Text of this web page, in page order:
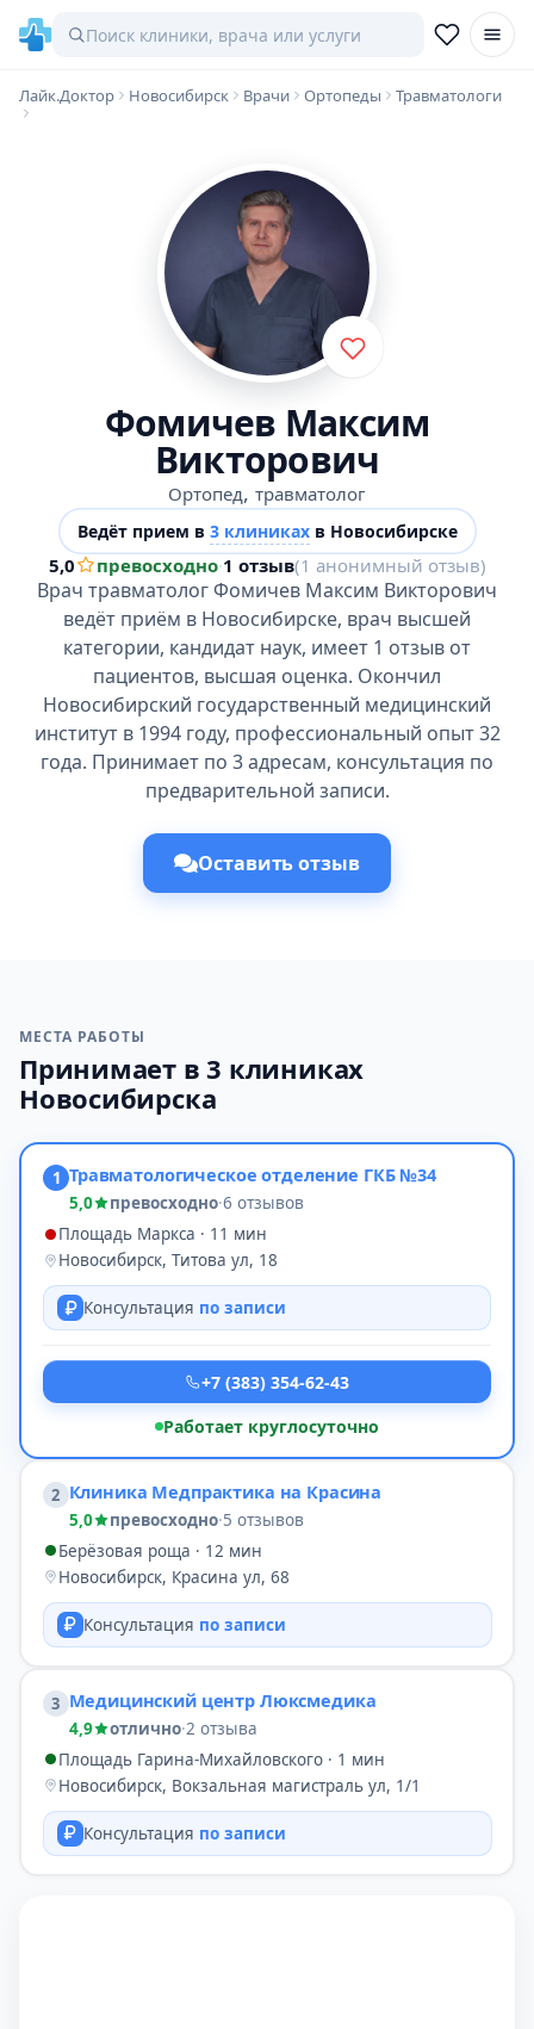
Лайк.Доктор Новосибирск Врачи Ортопеды Травматологи
Фомичев Максим
Викторович
Ортопед, травматолог
Ведёт прием в 3 клиникахв Новосибирске
5,0 превосходно·1 отзыв(1 анонимный отзыв)
Врач травматолог Фомичев Максим Викторович
ведёт приём в Новосибирске, врач высшей
категории, кандидат наук, имеет 1 отзыв от
пациентов, высшая оценка. Окончил
Новосибирский государственный медицинский
институт в 1994 году, профессиональный опыт 32
года. Принимает по 3 адресам, консультация по
предварительной записи.
Оставить отзыв
МЕСТА РАБОТЫ
Принимает в 3 клиниках
Новосибирска
1 Травматологическое отделение ГКБ №34
5,0 превосходно·6 отзывов
Площадь Маркса · 11 мин
Новосибирск, Титова ул, 18
Консультация по записи
+7 (383) 354-62-43
Работает круглосуточно
2 Клиника Медпрактика на Красина
5,0 превосходно·5 отзывов
Берёзовая роща · 12 мин
Новосибирск, Красина ул, 68
Консультация по записи
3 Медицинский центр Люксмедика
4,9 отлично·2 отзыва
Площадь Гарина-Михайловского · 1 мин
Новосибирск, Вокзальная магистраль ул, 1/1
Консультация по записи